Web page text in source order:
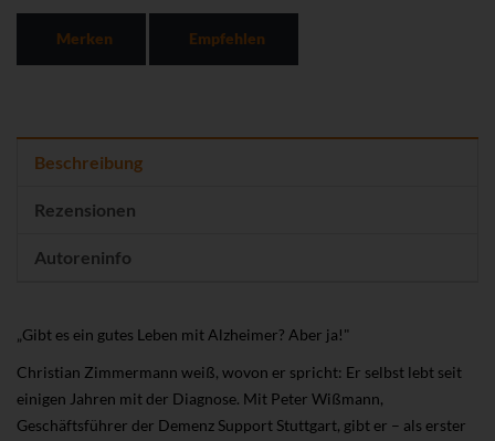
Merken Empfehlen
Beschreibung
Rezensionen
Autoreninfo
„Gibt es ein gutes Leben mit Alzheimer? Aber ja!"
Christian Zimmermann weiß, wovon er spricht: Er selbst lebt seit
einigen Jahren mit der Diagnose. Mit Peter Wißmann,
Geschäftsführer der Demenz Support Stuttgart, gibt er – als erster